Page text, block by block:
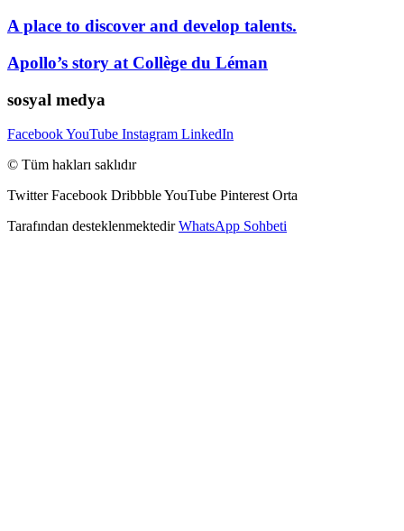
A place to discover and develop talents.
Apollo’s story at Collège du Léman
sosyal medya
FacebookYouTube Instagram LinkedIn
© Tüm hakları saklıdır
Twitter Facebook DribbbleYouTube Pinterest Orta
Tarafından desteklenmektedirWhatsApp Sohbeti